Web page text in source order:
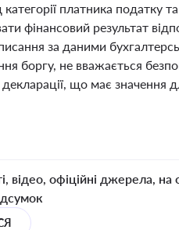
платника податку
фінансовий результат
за даними
боргу, не вважається
що має значення
відео, офіційні джерела, на